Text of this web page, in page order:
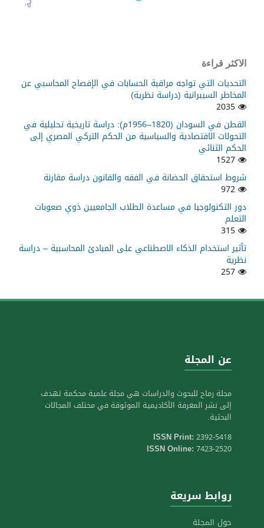
الاكثر قراءة
التحديات التي تواجه مراقبة الحسابات في الإفصاح المحاسبي عن
المخاطر السيبرانية (دراسة نظرية)
القطن في السودان (1820–1956م): دراسة تاريخية تحليلية في
التحولات الاقتصادية والسياسية من الحكم التركي المصري إلى
الحكم الثنائي
شروط استحقاق الحضانة في الفقه والقانون دراسة مقارنة
دور التكنولوجيا في مساعدة الطلاب الجامعيين ذوي صعوبات
التعلم
تأثير استخدام الذكاء الاصطناعي على المبادئ المحاسبية – دراسة
نظرية
عن المجلة
مجلة رماح للبحوث والدراسات هي مجلة علمية محكمة تهدف
إلى نشر المعرفة الأكاديمية الموثوقة في مختلف المجالات
البحثية.
ISSN Print: 2392-5418
ISSN Online: 7423-2520
روابط سريعة
حول المجلة